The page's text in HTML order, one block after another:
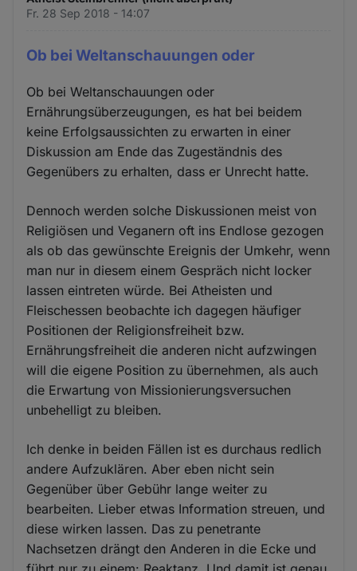
Fr. 28 Sep 2018 - 14:07
Ob bei Weltanschauungen oder
Ob bei Weltanschauungen oder
Ernährungsüberzeugungen, es hat bei beidem
keine Erfolgsaussichten zu erwarten in einer
Diskussion am Ende das Zugeständnis des
Gegenübers zu erhalten, dass er Unrecht hatte.
Dennoch werden solche Diskussionen meist von
Religiösen und Veganern oft ins Endlose gezogen
als ob das gewünschte Ereignis der Umkehr, wenn
man nur in diesem einem Gespräch nicht locker
lassen eintreten würde. Bei Atheisten und
Fleischessen beobachte ich dagegen häufiger
Positionen der Religionsfreiheit bzw.
Ernährungsfreiheit die anderen nicht aufzwingen
will die eigene Position zu übernehmen, als auch
die Erwartung von Missionierungsversuchen
unbehelligt zu bleiben.
Ich denke in beiden Fällen ist es durchaus redlich
andere Aufzuklären. Aber eben nicht sein
Gegenüber über Gebühr lange weiter zu
bearbeiten. Lieber etwas Information streuen, und
diese wirken lassen. Das zu penetrante
Nachsetzen drängt den Anderen in die Ecke und